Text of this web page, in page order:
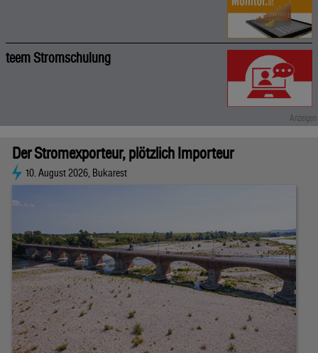
teem Stromschulung
Der Stromexporteur, plötzlich Importeur
10. August 2026, Bukarest